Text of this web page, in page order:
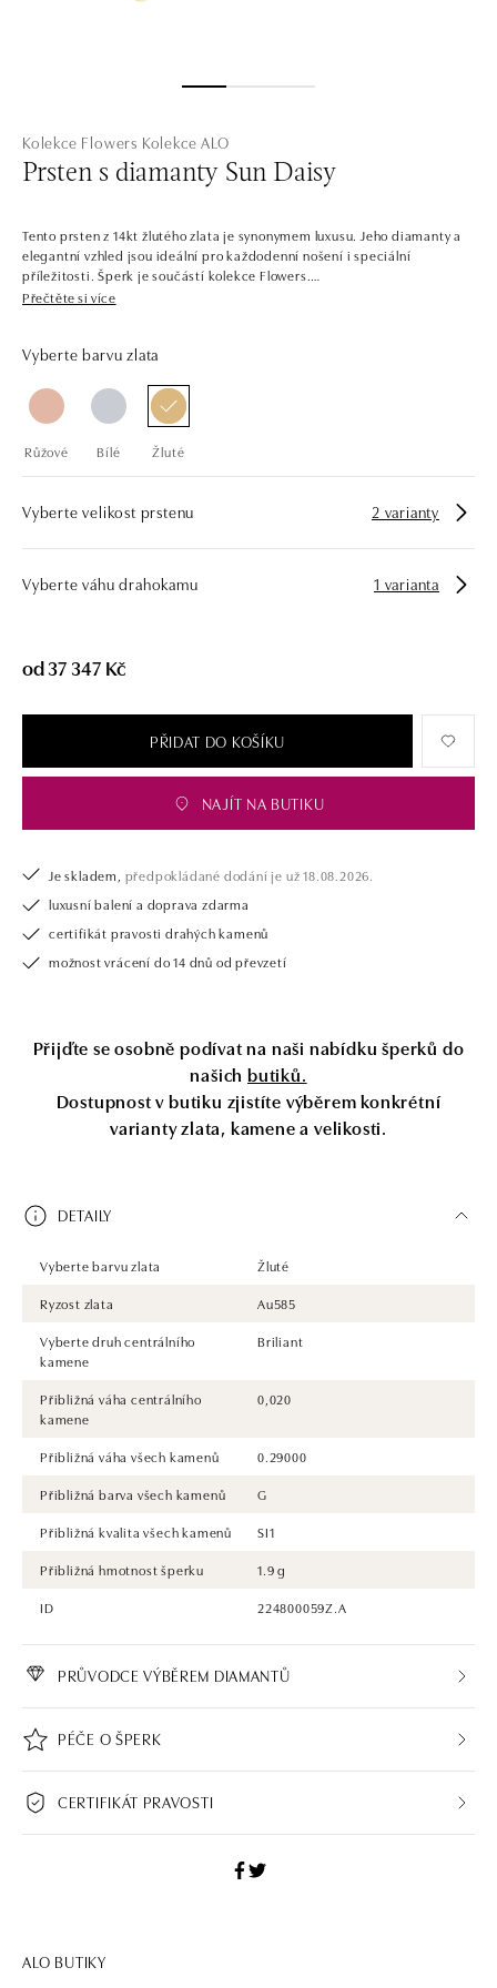
Kolekce Flowers Kolekce ALO
Prsten s diamanty Sun Daisy
Tento prsten z 14kt žlutého zlata je synonymem luxusu. Jeho diamanty a
elegantní vzhled jsou ideální pro každodenní nošení i speciální
příležitosti. Šperk je součástí kolekce Flowers.
jsou zasazeny do žlutého, bílého a růžového zlata tvarovaného do
a náhrdelníky ALO diamonds v této kolekci zdobí nejčastěji královna
všech květin – růže.
Společnost ALO diamonds vyrábí v Čechách šperky z diamantů a
drahých kamenů už téměř 30 let. Každý šperk je tak originál a je také
zásnubní prsten nebo diamantový náramek či náhrdelník, nedarujete s
Přečtěte si více
Vyberte barvu zlata
Růžové Bílé Žluté
Vyberte velikost prstenu 2 varianty
Vyberte váhu drahokamu 1 varianta
od 37 347 Kč
PŘIDAT DO KOŠÍKU
NAJÍT NA BUTIKU
Je skladem, předpokládané dodání je už 18.08.2026.
luxusní balení a doprava zdarma
certifikát pravosti drahých kamenů
možnost vrácení do 14 dnů od převzetí
Přijďte se osobně podívat na naši nabídku šperků do
našich butiků.
Dostupnost v butiku zjistíte výběrem konkrétní
varianty zlata, kamene a velikosti.
DETAILY
Vyberte barvu zlata
Žluté
Ryzost zlata
Au585
Vyberte druh centrálního
kamene
Briliant
Přibližná váha centrálního
kamene
0,020
Přibližná váha všech kamenů
0.29000
Přibližná barva všech kamenů
G
Přibližná kvalita všech kamenů
SI1
Přibližná hmotnost šperku
1.9 g
ID
224800059Z.A
PRŮVODCE VÝBĚREM DIAMANTŮ
PÉČE O ŠPERK
CERTIFIKÁT PRAVOSTI
ALO BUTIKY